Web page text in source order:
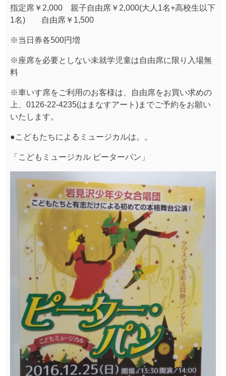
指定席￥2,000 親子自由席￥2,000(大人1名+高校生以下
1名) 自由席￥1,500
※当日券各500円増
※座席を必要としない未就学児童は自由席に限り入場無
料
※車いす席をご利用のお客様は、自由席をお買い求めの
上、0126-22-4235(はまなすアート)までご予約をお願い
いたします。
●こどもたちによるミュージカルは。。
「こどもミュージカル ピーターパン」